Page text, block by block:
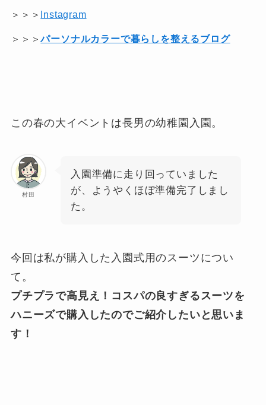
＞＞＞ Instagram
＞＞＞パーソナルカラーで暮らしを整えるブログ
この春の大イベントは長男の幼稚園入園。
村田
入園準備に走り回っていました
が、ようやくほぼ準備完了しまし
た。
今回は私が購入した入園式用のスーツについ
て。
プチプラで高見え！コスパの良すぎるスーツを
ハニーズで購入したのでご紹介したいと思いま
す！